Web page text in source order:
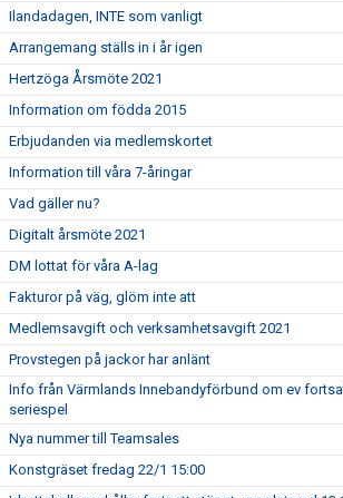
Ilandadagen, INTE som vanligt
Arrangemang ställs in i år igen
Hertzöga Årsmöte 2021
Information om födda 2015
Erbjudanden via medlemskortet
Information till våra 7-åringar
Vad gäller nu?
Digitalt årsmöte 2021
DM lottat för våra A-lag
Fakturor på väg, glöm inte att
Medlemsavgift och verksamhetsavgift 2021
Provstegen på jackor har anlänt
Info från Värmlands Innebandyförbund om ev
seriespel
Nya nummer till Teamsales
Konstgräset fredag 22/1 15:00